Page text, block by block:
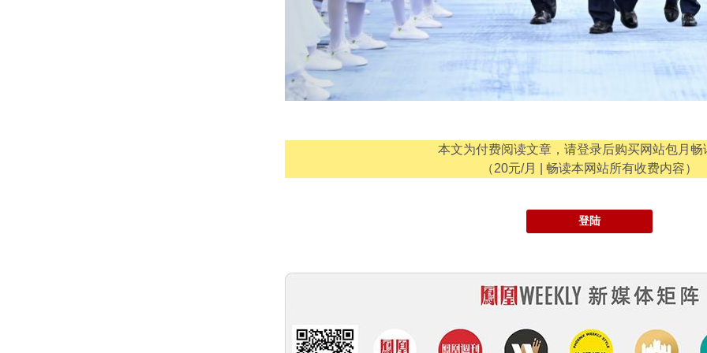
本文为付费阅读文章，请登录后购买网站包月畅
（20元/月 | 畅读本网站所有收费内容）
登陆